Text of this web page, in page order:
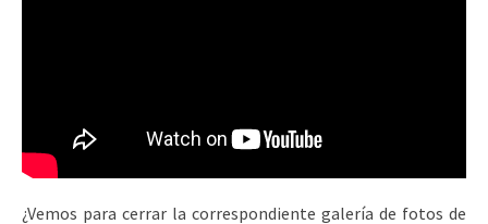
¿Vemos para cerrar la correspondiente galería de fotos de